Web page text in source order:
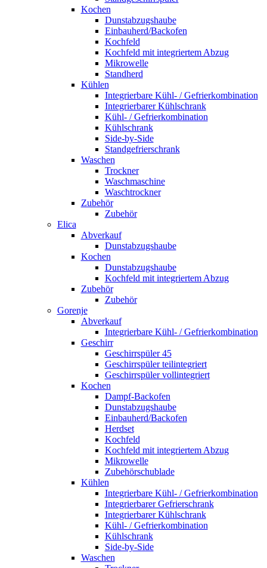
Kochen
Dunstabzugshaube
Einbauherd/Backofen
Kochfeld
Kochfeld mit integriertem Abzug
Mikrowelle
Standherd
Kühlen
Integrierbare Kühl- / Gefrierkombination
Integrierbarer Kühlschrank
Kühl- / Gefrierkombination
Kühlschrank
Side-by-Side
Standgefrierschrank
Waschen
Trockner
Waschmaschine
Waschtrockner
Zubehör
Zubehör
Elica
Abverkauf
Dunstabzugshaube
Kochen
Dunstabzugshaube
Kochfeld mit integriertem Abzug
Zubehör
Zubehör
Gorenje
Abverkauf
Integrierbare Kühl- / Gefrierkombination
Geschirr
Geschirrspüler 45
Geschirrspüler teilintegriert
Geschirrspüler vollintegriert
Kochen
Dampf-Backofen
Dunstabzugshaube
Einbauherd/Backofen
Herdset
Kochfeld
Kochfeld mit integriertem Abzug
Mikrowelle
Zubehörschublade
Kühlen
Integrierbare Kühl- / Gefrierkombination
Integrierbarer Gefrierschrank
Integrierbarer Kühlschrank
Kühl- / Gefrierkombination
Kühlschrank
Side-by-Side
Waschen